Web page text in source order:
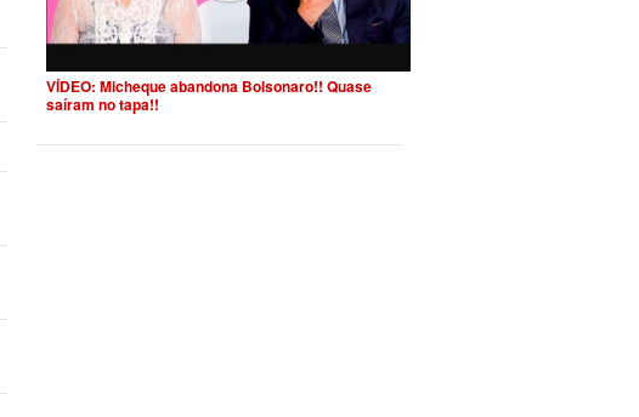
VÍDEO: Micheque abandona Bolsonaro!! Quase
saíram no tapa!!